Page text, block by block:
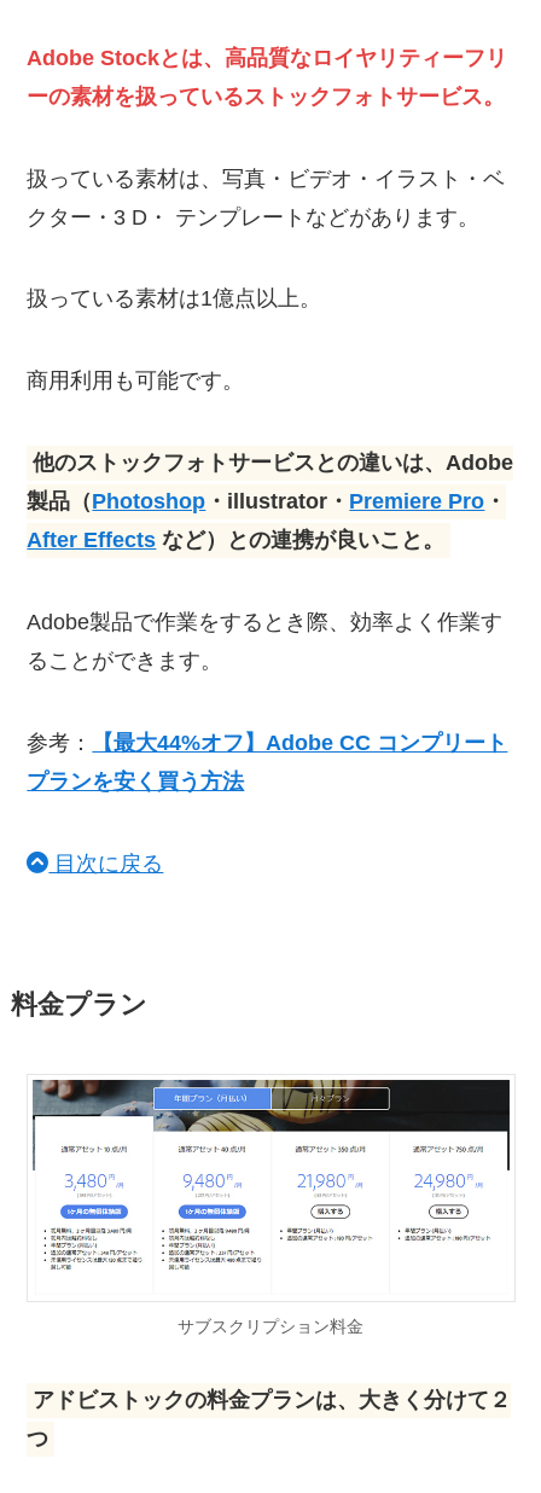
Adobe Stockとは、高品質なロイヤリティーフリ
ーの素材を扱っているストックフォトサービス。
扱っている素材は、写真・ビデオ・イラスト・ベ
クター・3 D・ テンプレートなどがあります。
扱っている素材は1億点以上。
商用利用も可能です。
他のストックフォトサービスとの違いは、Adobe
製品（Photoshop ・illustrator・ Premiere Pro ・
After Effects など）との連携が良いこと。
Adobe製品で作業をするとき際、効率よく作業す
ることができます。
参考：
【最大44%オフ】Adobe CC コンプリート
プランを安く買う方法
目次に戻る
料金プラン
サブスクリプション料金
アドビストックの料金プランは、大きく分けて２
つ